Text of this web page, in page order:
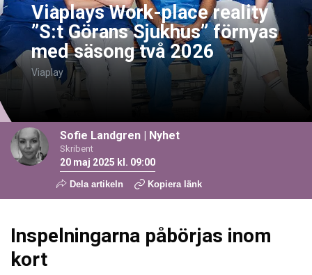
Viaplays Work-place reality
”S:t Görans Sjukhus” förnyas
med säsong två 2026
Viaplay
Sofie Landgren | Nyhet
Skribent
20 maj 2025 kl. 09:00
Dela artikeln Kopiera länk
Inspelningarna påbörjas inom
kort